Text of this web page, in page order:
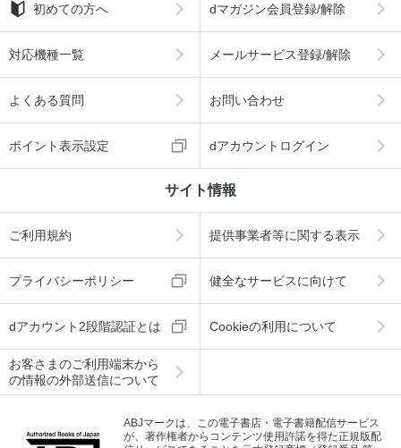
初めての方へ dマガジン会員登録/解除
対応機種一覧 メールサービス登録/解除
よくある質問 お問い合わせ
ポイント表示設定 dアカウントログイン
サイト情報
ご利用規約 提供事業者等に関する表示
プライバシーポリシー 健全なサービスに向けて
dアカウント2段階認証とは Cookieの利用について
お客さまのご利用端末から
の情報の外部送信について
ABJマークは、この電子書店・電子書籍配信サービス
が、著作権者からコンテンツ使用許諾を得た正規版配